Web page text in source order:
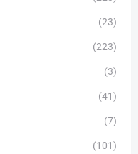
(23)
(223)
(3)
(41)
(7)
(101)